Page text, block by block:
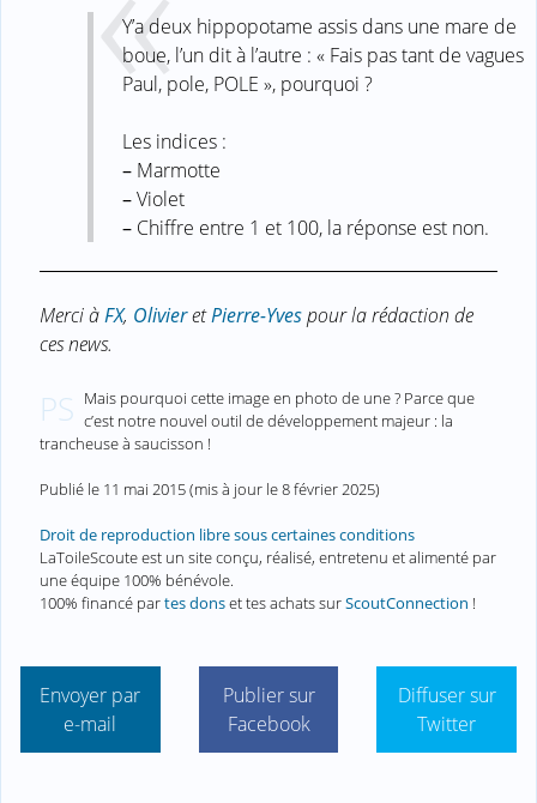
Y’a deux hippopotame assis dans une mare de
boue, l’un dit à l’autre : « Fais pas tant de vagues
Paul, pole, POLE », pourquoi ?
Les indices :
– Marmotte
–Violet
– Chiffre entre 1 et 100, la réponse est non.
Merci àFX, OlivieretPierre-Yvespour la rédaction de
ces news.
PS Mais pourquoi cette image en photo de une ? Parce que
c’est notre nouvel outil de développement majeur : la
trancheuse à saucisson !
Publié le 11 mai 2015(mis à jour le8 février 2025)
Droit de reproduction libre sous certaines conditions
LaToileScoute est un site conçu, réalisé, entretenu et alimenté par
une équipe 100% bénévole.
100% financé partes donset tes achats surScoutConnection !
Envoyer par
e-mail
Publier sur
Facebook
Diffuser sur
Twitter